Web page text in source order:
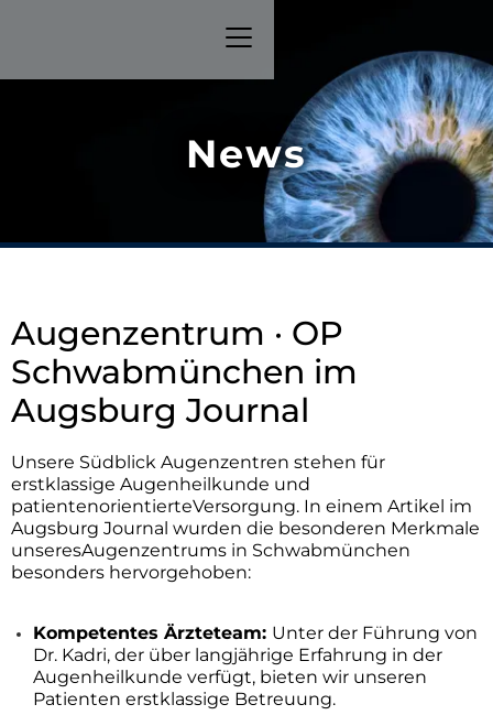
News
Augenzentrum · OP
Schwabmünchen im
Augsburg Journal
Unsere Südblick Augenzentren stehen für
erstklassige Augenheilkunde und
patientenorientierteVersorgung. In einem Artikel im
Augsburg Journal wurden die besonderen Merkmale
unseresAugenzentrums in Schwabmünchen
besonders hervorgehoben:
Kompetentes Ärzteteam: Unter der Führung von
Dr. Kadri, der über langjährige Erfahrung in der
Augenheilkunde verfügt, bieten wir unseren
Patienten erstklassige Betreuung.